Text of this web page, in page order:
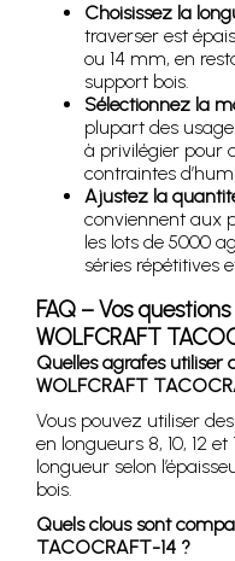
Choisissez la
traverser est
ou 14 mm, en
support bois.
Sélectionnez la
plupart des
à privilégier pour
contraintes
Ajustez la
conviennent aux
les lots de 5000
séries répétitives
FAQ – Vos
WOLFCRAFT
Quelles agrafes utiliser
WOLFCRAFT
Vous pouvez utiliser
en longueurs 8, 10, 12
longueur selon
bois.
Quels clous sont
TACOCRAFT-14 ?